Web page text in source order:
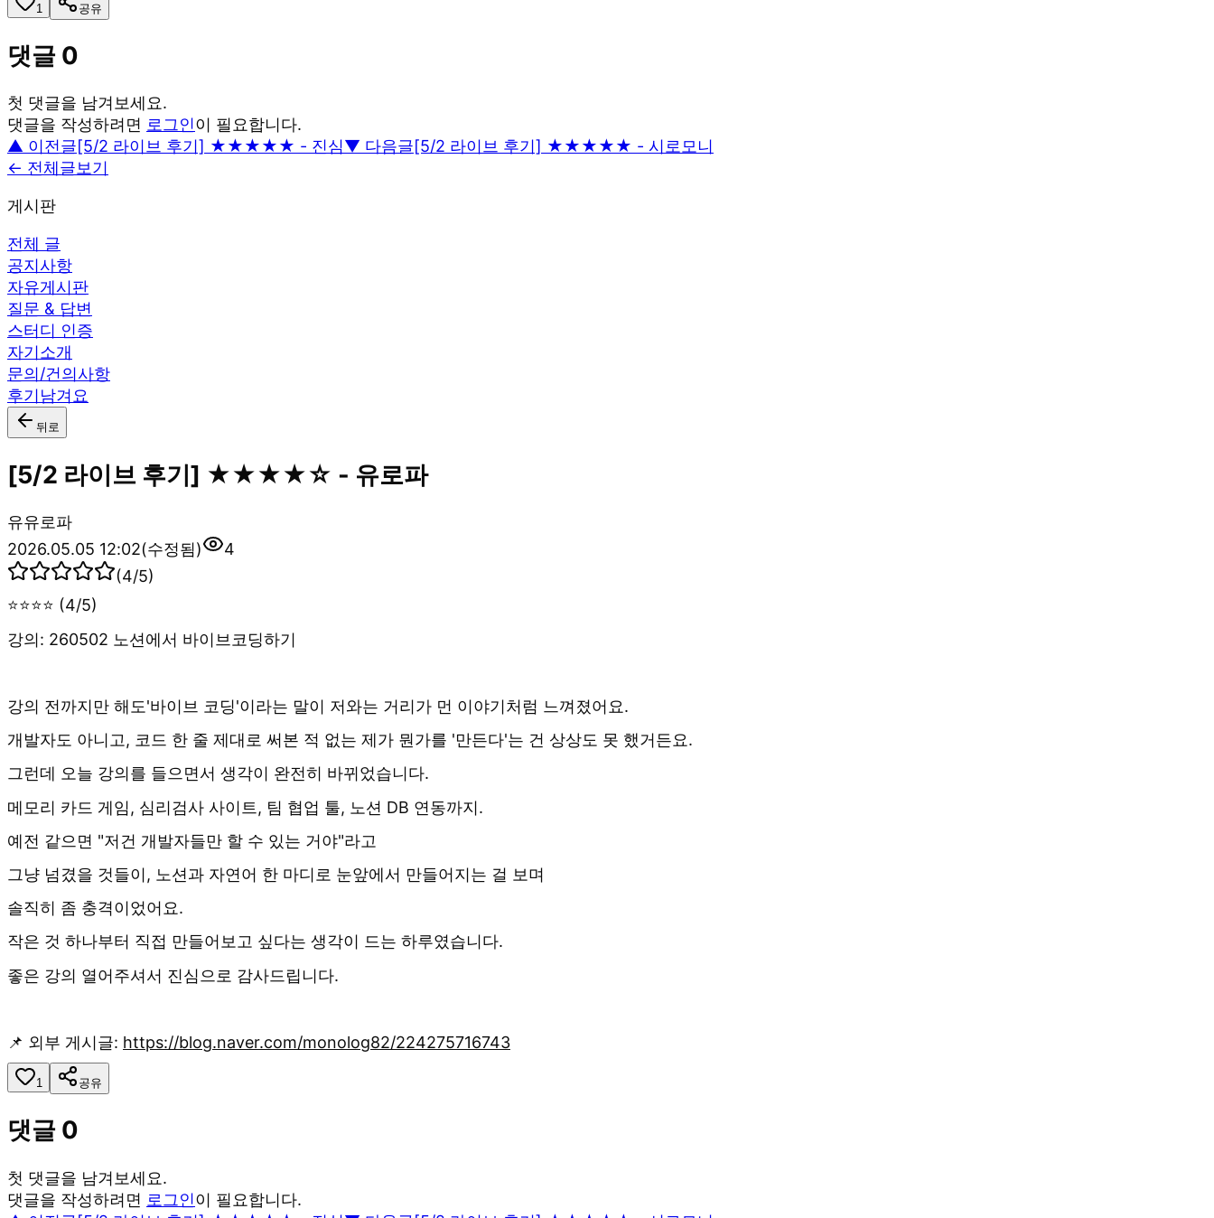
1 공유
댓글 0
첫 댓글을 남겨보세요.
댓글을 작성하려면 로그인이 필요합니다.
▲ 이전글[5/2 라이브 후기] ★★★★★ - 진심▼ 다음글[5/2 라이브 후기] ★★★★★ - 시로모니
← 전체글보기
게시판
전체 글
공지사항
자유게시판
질문 & 답변
스터디 인증
자기소개
문의/건의사항
후기남겨요
뒤로
[5/2 라이브 후기] ★★★★☆ - 유로파
유유로파
2026.05.05 12:02(수정됨)
4
(4/5)
⭐⭐⭐⭐ (4/5)
강의: 260502 노션에서 바이브코딩하기
강의 전까지만 해도'바이브 코딩'이라는 말이 저와는 거리가 먼 이야기처럼 느껴졌어요.
개발자도 아니고, 코드 한 줄 제대로 써본 적 없는 제가 뭔가를 '만든다'는 건 상상도 못 했거든요.
그런데 오늘 강의를 들으면서 생각이 완전히 바뀌었습니다.
메모리 카드 게임, 심리검사 사이트, 팀 협업 툴, 노션 DB 연동까지.
예전 같으면 "저건 개발자들만 할 수 있는 거야"라고
그냥 넘겼을 것들이, 노션과 자연어 한 마디로 눈앞에서 만들어지는 걸 보며
솔직히 좀 충격이었어요.
작은 것 하나부터 직접 만들어보고 싶다는 생각이 드는 하루였습니다.
좋은 강의 열어주셔서 진심으로 감사드립니다.
📌 외부 게시글: https://blog.naver.com/monolog82/224275716743
1 공유
댓글 0
첫 댓글을 남겨보세요.
댓글을 작성하려면 로그인이 필요합니다.